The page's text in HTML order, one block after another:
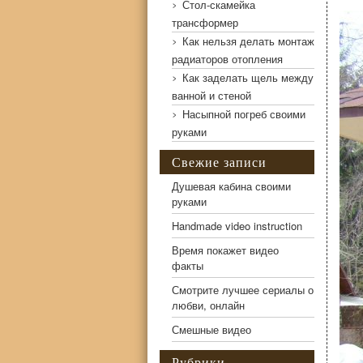
Как сделать летнюю кухню своими руками максимально
Стол-скамейка
трансформер
Как нельзя делать монтаж
радиаторов отопления
Как заделать щель между
ванной и стеной
Насыпной погреб своими
руками
Свежие записи
Душевая кабина своими
руками
Handmade video instruction
Время покажет видео
факты
Смотрите лучшее сериалы о
любви, онлайн
Смешные видео